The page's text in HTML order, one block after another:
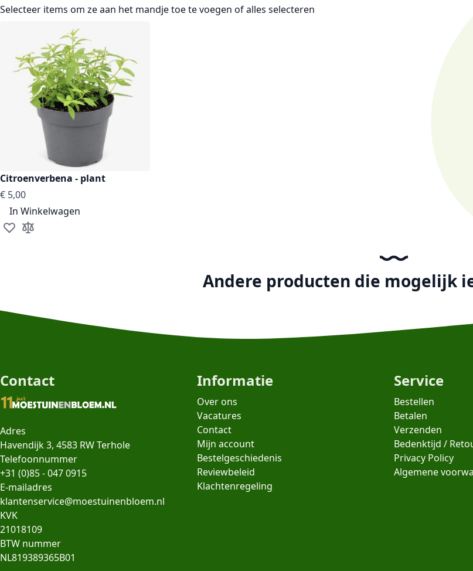
Selecteer items om ze aan het mandje toe te voegen ofalles selecteren
Citroenverbena - plant
€ 5,00
In Winkelwagen
Voeg toe aan verlanglijst
Toevoegen om te vergelijken
Andere producten die mogelijk
Contact
Adres
Havendijk 3, 4583 RW Terhole
Telefoonnummer
+31 (0)85 - 047 0915
E-mailadres
klantenservice@moestuinenbloem.nl
KVK
21018109
BTW nummer
NL819389365B01
Informatie
Over ons
Vacatures
Contact
Mijn account
Bestelgeschiedenis
Reviewbeleid
Klachtenregeling
Service
Bestellen
Betalen
Verzenden
Bedenktijd /
Privacy Policy
Algemene